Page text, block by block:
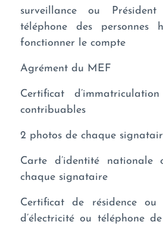
surveillance ou
téléphone des
fonctionner le compte
Agrément du MEF
Certificat
contribuables
2 photos de chaque
Carte d’identité nationale
chaque signataire
Certificat de résidence ou
d’électricité ou téléphone